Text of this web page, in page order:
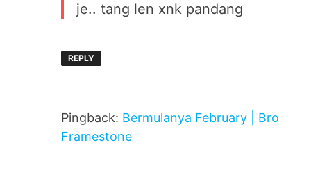
je.. tang len xnk pandang
REPLY
Pingback: Bermulanya February | Bro
Framestone